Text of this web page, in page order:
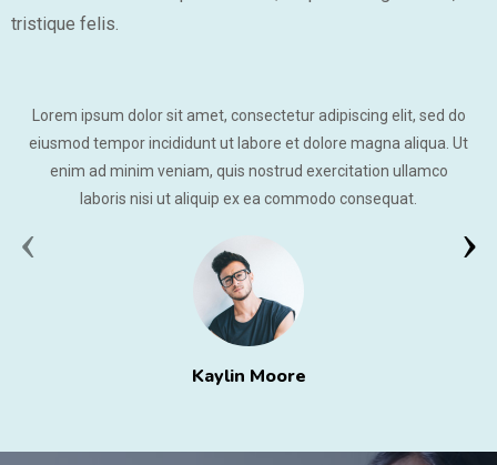
tristique felis.
Lorem ipsum dolor sit amet, consectetur adipiscing elit, sed do
eiusmod tempor incididunt ut labore et dolore magna aliqua. Ut
enim ad minim veniam, quis nostrud exercitation ullamco
laboris nisi ut aliquip ex ea commodo consequat.
Kaylin Moore
‹ ›